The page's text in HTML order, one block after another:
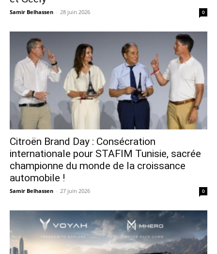
Samir Belhassen - 28 juin 2026 0
Citroën Brand Day : Consécration
internationale pour STAFIM Tunisie, sacrée
championne du monde de la croissance
automobile !
Samir Belhassen - 27 juin 2026 0